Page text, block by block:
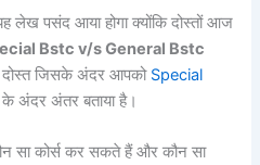
लेख पसंद आया होगा क्योंकि दोस्तों आज
Bstc v/s General Bstc
दोस्त जिसके अंदर आपको Special
अंदर अंतर बताया है।
सा कोर्स कर सकते हैं और कौन सा